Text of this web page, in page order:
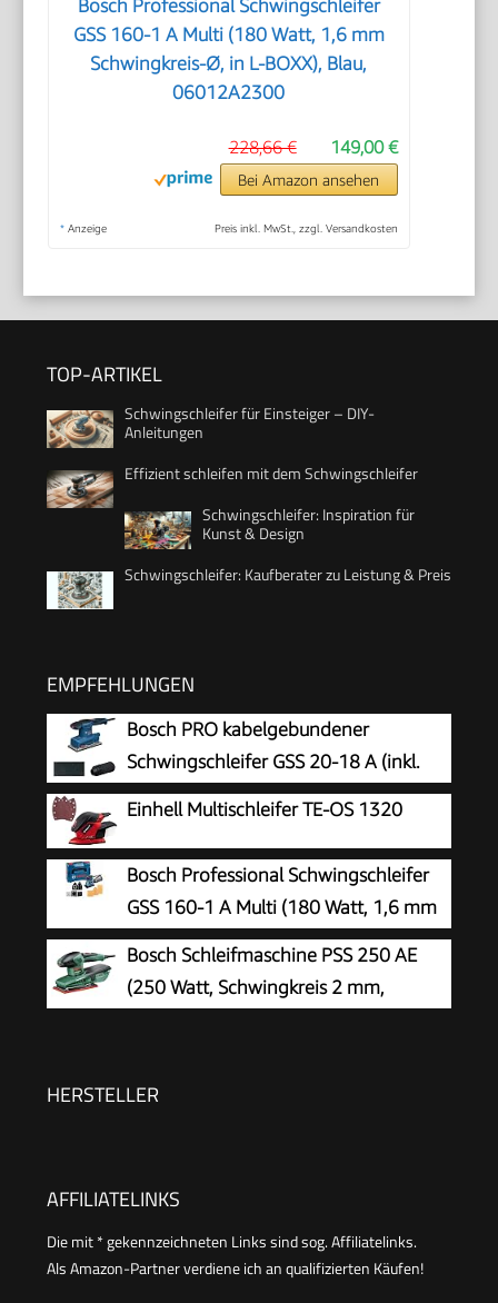
Bosch Professional Schwingschleifer
GSS 160-1 A Multi (180 Watt, 1,6 mm
Schwingkreis-Ø, in L-BOXX), Blau,
06012A2300
149,00 €
228,66 €
Bei Amazon ansehen
* Anzeige Preis inkl. MwSt., zzgl. Versandkosten
TOP-ARTIKEL
Schwingschleifer für Einsteiger – DIY-
Anleitungen
Effizient schleifen mit dem Schwingschleifer
Schwingschleifer: Inspiration für
Kunst & Design
Schwingschleifer: Kaufberater zu Leistung & Preis
EMPFEHLUNGEN
Bosch PRO kabelgebundener
Schwingschleifer GSS 20-18 A (inkl.
Staubbeutel, Schleifplatte)
Einhell Multischleifer TE-OS 1320
Bosch Professional Schwingschleifer
GSS 160-1 A Multi (180 Watt, 1,6 mm
Schwingkreis-Ø, in L-BOXX), Blau, 06012A2300
Bosch Schleifmaschine PSS 250 AE
(250 Watt, Schwingkreis 2 mm,
HERSTELLER
AFFILIATELINKS
Die mit * gekennzeichneten Links sind sog. Affiliatelinks.
Als Amazon-Partner verdiene ich an qualifizierten Käufen!